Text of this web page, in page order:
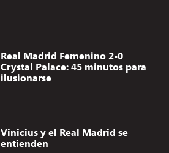
Real Madrid Femenino 2-0
Crystal Palace: 45 minutos para
ilusionarse
Vinicius y el Real Madrid se
entienden